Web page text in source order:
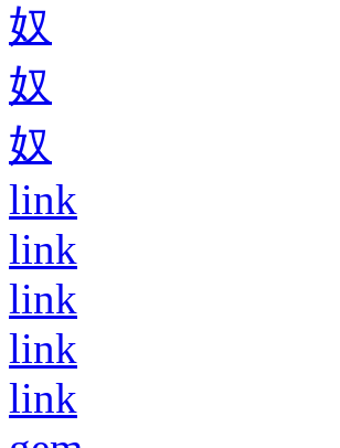
奴
奴
奴
link
link
link
link
link